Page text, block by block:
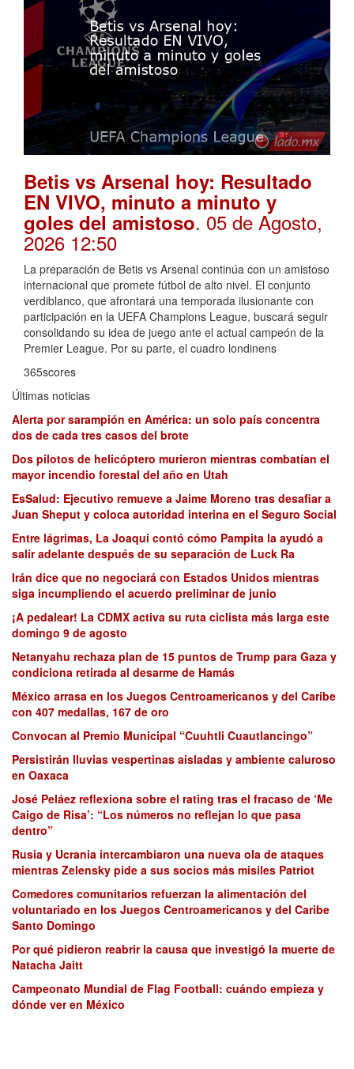
Betis vs Arsenal hoy: Resultado
EN VIVO, minuto a minuto y
goles del amistoso. 05 de Agosto,
2026 12:50
La preparación de Betis vs Arsenal continúa con un amistoso
internacional que promete fútbol de alto nivel. El conjunto
verdiblanco, que afrontará una temporada ilusionante con
participación en la UEFA Champions League, buscará seguir
consolidando su idea de juego ante el actual campeón de la
Premier League. Por su parte, el cuadro londinens
365scores
Últimas noticias
Alerta por sarampión en América: un solo país concentra
dos de cada tres casos del brote
Dos pilotos de helicóptero murieron mientras combatían el
mayor incendio forestal del año en Utah
EsSalud: Ejecutivo remueve a Jaime Moreno tras desafiar a
Juan Sheput y coloca autoridad interina en el Seguro Social
Entre lágrimas, La Joaqui contó cómo Pampita la ayudó a
salir adelante después de su separación de Luck Ra
Irán dice que no negociará con Estados Unidos mientras
siga incumpliendo el acuerdo preliminar de junio
¡A pedalear! La CDMX activa su ruta ciclista más larga este
domingo 9 de agosto
Netanyahu rechaza plan de 15 puntos de Trump para Gaza y
condiciona retirada al desarme de Hamás
México arrasa en los Juegos Centroamericanos y del Caribe
con 407 medallas, 167 de oro
Convocan al Premio Municipal “Cuuhtli Cuautlancingo”
Persistirán lluvias vespertinas aisladas y ambiente caluroso
en Oaxaca
José Peláez reflexiona sobre el rating tras el fracaso de ‘Me
Caigo de Risa’: “Los números no reflejan lo que pasa
dentro”
Rusia y Ucrania intercambiaron una nueva ola de ataques
mientras Zelensky pide a sus socios más misiles Patriot
Comedores comunitarios refuerzan la alimentación del
voluntariado en los Juegos Centroamericanos y del Caribe
Santo Domingo
Por qué pidieron reabrir la causa que investigó la muerte de
Natacha Jaitt
Campeonato Mundial de Flag Football: cuándo empieza y
dónde ver en México